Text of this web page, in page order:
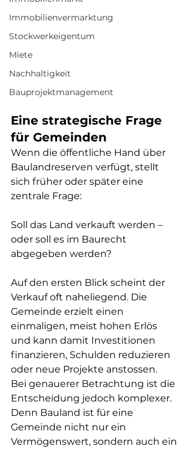
Immobilienvermarktung
Stockwerkeigentum
Miete
Nachhaltigkeit
Bauprojektmanagement
Eine strategische Frage
für Gemeinden
Wenn die öffentliche Hand über
Baulandreserven verfügt, stellt
sich früher oder später eine
zentrale Frage:
Soll das Land verkauft werden –
oder soll es im Baurecht
abgegeben werden?
Auf den ersten Blick scheint der
Verkauf oft naheliegend. Die
Gemeinde erzielt einen
einmaligen, meist hohen Erlös
und kann damit Investitionen
finanzieren, Schulden reduzieren
oder neue Projekte anstossen.
Bei genauerer Betrachtung ist die
Entscheidung jedoch komplexer.
Denn Bauland ist für eine
Gemeinde nicht nur ein
Vermögenswert, sondern auch ein